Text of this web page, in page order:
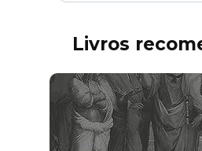
Livros